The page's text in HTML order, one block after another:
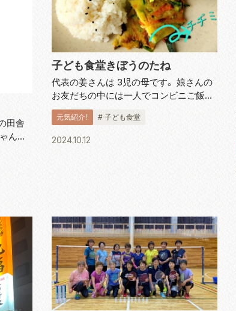
田舎
んを
ゃん
し
「心
子ども食堂きぼうのたね
代表の姜さんは 3児の母です。 娘さんの
お友だちの中には一人でコンビニご飯を
食べる子がいること。また目的もなく外
を歩き回っている子がいるのを見て、何
とかしたいとスタートしたのが「子ども
元気紹介！ # 子ども食堂
2024.10.12